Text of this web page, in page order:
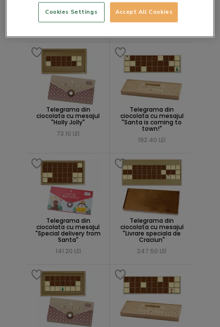
ciocolata cu mesajul
"Merry Christmas" in
ciocolata cu mesajul
"Happy Xmas!"
79.40 LEI
Telegrama din
ciocolata cu mesajul
"Holly Jolly"
73.10 LEI
Telegrama din
ciocolata cu mesajul
"Santa is coming to
town!"
192.40 LEI
Telegrama din
ciocolata cu mesajul
"Special delivery from
Santa"
141.20 LEI
Telegrama din
ciocolata cu mesajul
"Livrare speciala de
Craciun"
247.50 LEI
Accept All Cookies
Cookies Settings